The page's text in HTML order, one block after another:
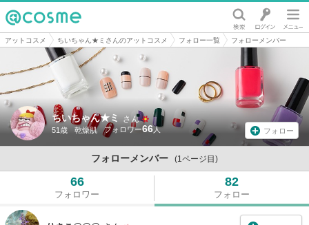
@cosme
アットコスメ ちいちゃん★ミさんのアットコスメ フォロー一覧 フォローメンバー
ちいちゃん★ミ さん
51歳 乾燥肌 66 フォロー
フォローメンバー (1ページ目)
66
フォロワー
82
フォロー